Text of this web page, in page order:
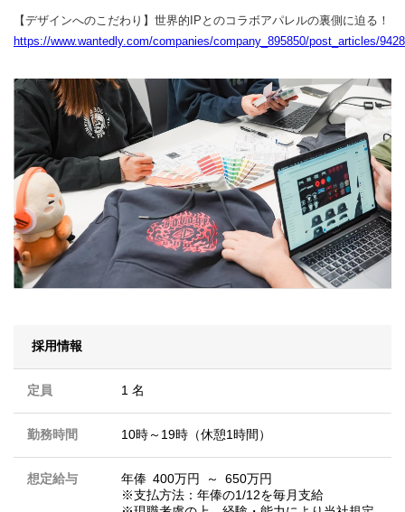
【デザインへのこだわり】世界的IPとのコラボアパレルの裏側に迫る！
https://www.wantedly.com/companies/company_895850/post_articles/
採用情報
定員 1 名
勤務時間 10時～19時（休憩1時間）
想定給与
年俸 400万円 ～ 650万円
※支払方法：年俸の1/12を毎月支給